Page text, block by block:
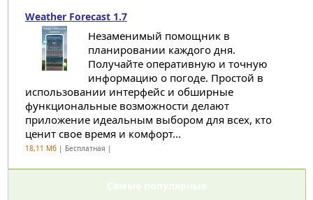
Weather Forecast 1.7
Незаменимый помощник в
планировании каждого дня.
Получайте оперативную и точную
информацию о погоде. Простой в
использовании интерфейс и обширные
функциональные возможности делают
приложение идеальным выбором для всех, кто
ценит свое время и комфорт...
18,11 Мб| Бесплатная |
Самые популярные